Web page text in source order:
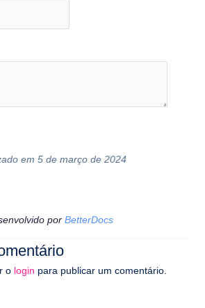
em 5 de março de 2024
por BetterDocs
o login para publicar um comentário.